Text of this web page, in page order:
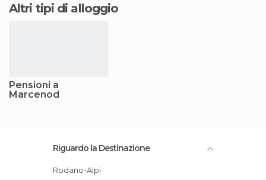
Altri tipi di alloggio
Pensioni a
Marcenod
Riguardo la Destinazione
Rodano-Alpi